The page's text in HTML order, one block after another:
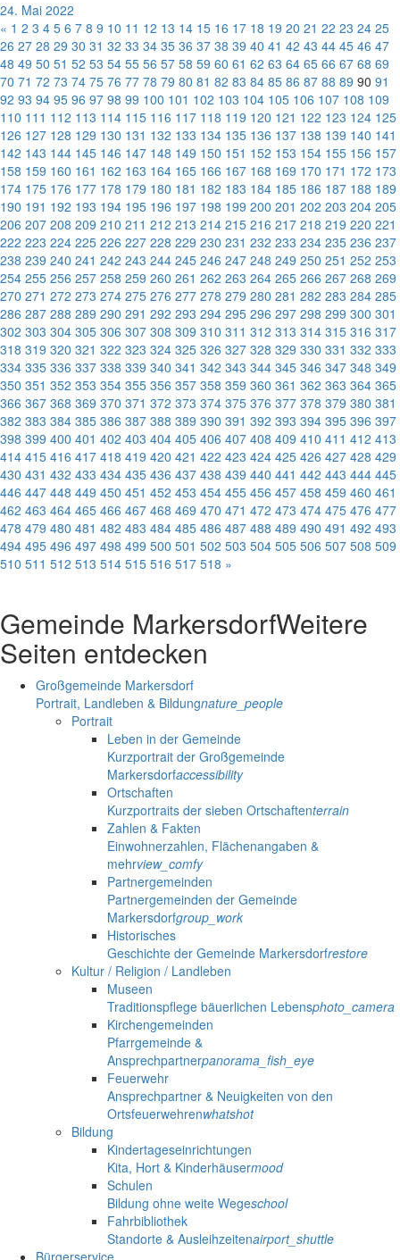
24. Mai 2022
« 1 2 3 4 5 6 7 8 9 10 11 12 13 14 15 16 17 18 19 20 21 22 23 24 25
26 27 28 29 30 31 32 33 34 35 36 37 38 39 40 41 42 43 44 45 46 47
48 49 50 51 52 53 54 55 56 57 58 59 60 61 62 63 64 65 66 67 68 69
70 71 72 73 74 75 76 77 78 79 80 81 82 83 84 85 86 87 88 89 90 91
92 93 94 95 96 97 98 99 100 101 102 103 104 105 106 107 108 109
110 111 112 113 114 115 116 117 118 119 120 121 122 123 124 125
126 127 128 129 130 131 132 133 134 135 136 137 138 139 140 141
142 143 144 145 146 147 148 149 150 151 152 153 154 155 156 157
158 159 160 161 162 163 164 165 166 167 168 169 170 171 172 173
174 175 176 177 178 179 180 181 182 183 184 185 186 187 188 189
190 191 192 193 194 195 196 197 198 199 200 201 202 203 204 205
206 207 208 209 210 211 212 213 214 215 216 217 218 219 220 221
222 223 224 225 226 227 228 229 230 231 232 233 234 235 236 237
238 239 240 241 242 243 244 245 246 247 248 249 250 251 252 253
254 255 256 257 258 259 260 261 262 263 264 265 266 267 268 269
270 271 272 273 274 275 276 277 278 279 280 281 282 283 284 285
286 287 288 289 290 291 292 293 294 295 296 297 298 299 300 301
302 303 304 305 306 307 308 309 310 311 312 313 314 315 316 317
318 319 320 321 322 323 324 325 326 327 328 329 330 331 332 333
334 335 336 337 338 339 340 341 342 343 344 345 346 347 348 349
350 351 352 353 354 355 356 357 358 359 360 361 362 363 364 365
366 367 368 369 370 371 372 373 374 375 376 377 378 379 380 381
382 383 384 385 386 387 388 389 390 391 392 393 394 395 396 397
398 399 400 401 402 403 404 405 406 407 408 409 410 411 412 413
414 415 416 417 418 419 420 421 422 423 424 425 426 427 428 429
430 431 432 433 434 435 436 437 438 439 440 441 442 443 444 445
446 447 448 449 450 451 452 453 454 455 456 457 458 459 460 461
462 463 464 465 466 467 468 469 470 471 472 473 474 475 476 477
478 479 480 481 482 483 484 485 486 487 488 489 490 491 492 493
494 495 496 497 498 499 500 501 502 503 504 505 506 507 508 509
510 511 512 513 514 515 516 517 518 »
Gemeinde MarkersdorfWeitere
Seiten entdecken
Großgemeinde Markersdorf
Portrait, Landleben & Bildungnature_people
Portrait
Leben in der Gemeinde
Kurzportrait der Großgemeinde
Markersdorfaccessibility
Ortschaften
Kurzportraits der sieben Ortschaftenterrain
Zahlen & Fakten
Einwohnerzahlen, Flächenangaben &
mehrview_comfy
Partnergemeinden
Partnergemeinden der Gemeinde
Markersdorfgroup_work
Historisches
Geschichte der Gemeinde Markersdorfrestore
Kultur / Religion / Landleben
Museen
Traditionspflege bäuerlichen Lebensphoto_camera
Kirchengemeinden
Pfarrgemeinde &
Ansprechpartnerpanorama_fish_eye
Feuerwehr
Ansprechpartner & Neuigkeiten von den
Ortsfeuerwehrenwhatshot
Bildung
Kindertageseinrichtungen
Kita, Hort & Kinderhäusermood
Schulen
Bildung ohne weite Wegeschool
Fahrbibliothek
Standorte & Ausleihzeitenairport_shuttle